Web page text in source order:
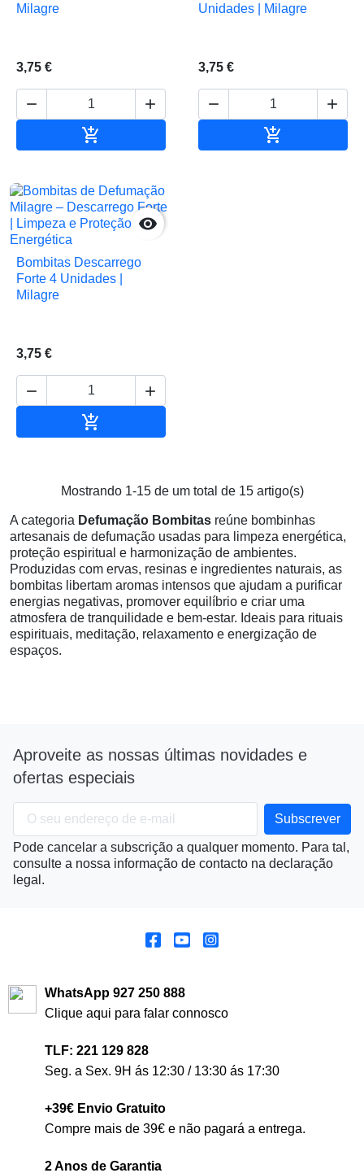
Milagre
3,75 €
 

Unidades | Milagre
3,75 €
 


Bombitas Descarrego
Forte 4 Unidades |
Milagre
3,75 €
 

Mostrando 1-15 de um total de 15 artigo(s)
A categoria Defumação Bombitas reúne bombinhas
artesanais de defumação usadas para limpeza energética,
proteção espiritual e harmonização de ambientes.
Produzidas com ervas, resinas e ingredientes naturais, as
bombitas libertam aromas intensos que ajudam a purificar
energias negativas, promover equilíbrio e criar uma
atmosfera de tranquilidade e bem-estar. Ideais para rituais
espirituais, meditação, relaxamento e energização de
espaços.
Aproveite as nossas últimas novidades e
ofertas especiais
Pode cancelar a subscrição a qualquer momento. Para tal,
consulte a nossa informação de contacto na declaração
legal.
WhatsApp 927 250 888
Clique aqui para falar connosco
TLF: 221 129 828
Seg. a Sex. 9H ás 12:30 / 13:30 ás 17:30
+39€ Envio Gratuito
Compre mais de 39€ e não pagará a entrega.
2 Anos de Garantia